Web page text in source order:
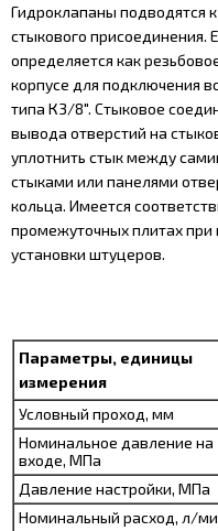
Гидроклапаны подводятся
стыкового присоединения.
определяется как
корпусе для подключения
типа К3/8". Стыковое
вывода отверстий на
уплотнить стык между
стыками или панелями
кольца. Имеется
промежуточных плитах
установки штуцеров.
Параметры, единицы
измерения
Условный проход, мм
Номинальное давление на
входе, МПа
Давление настройки, МПа
Номинальный расход, л/